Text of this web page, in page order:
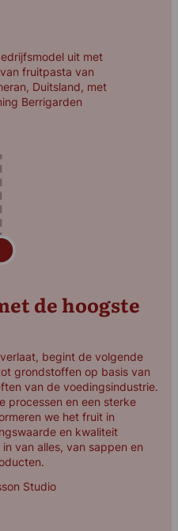
uit met
fruitpasta van
Duitsland, met
Berrigarden
de hoogste
begint de volgende
grondstoffen op basis van
van de voedingsindustrie.
processen en een sterke
we het fruit in
en kwaliteit
van alles, van sappen en